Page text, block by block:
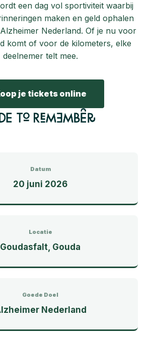
een dag vol sportiviteit waarbij
maken en geld ophalen
Nederland. Of je nu voor
komt of voor de kilometers, elke
deelnemer telt mee.
je tickets online
Datum
20 juni 2026
Locatie
Goudasfalt, Gouda
Goede Doel
Nederland